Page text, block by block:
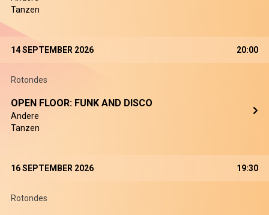
Tanzen
14 SEPTEMBER 2026 20:00
Rotondes
OPEN FLOOR: FUNK AND DISCO
Andere
Tanzen
16 SEPTEMBER 2026 19:30
Rotondes